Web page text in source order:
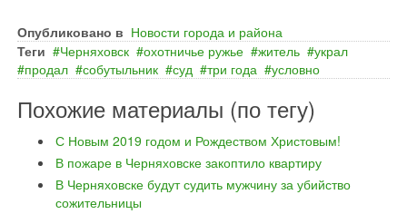
Опубликовано в Новости города и района
Теги
Черняховск охотничье ружье житель
украл
продал
собутыльник суд три года условно
Похожие материалы (по тегу)
С Новым 2019 годом и Рождеством Христовым!
В пожаре в Черняховске закоптило квартиру
В Черняховске будут судить мужчину за убийство
сожительницы